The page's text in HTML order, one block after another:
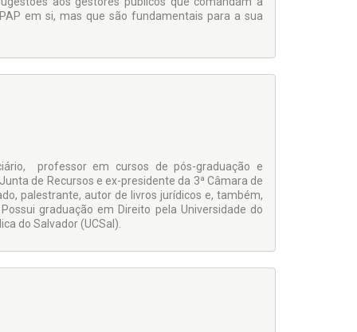
em si, mas que são fundamentais para a sua
professor em cursos de pós-graduação e
de Recursos e ex-presidente da 3ª Câmara de
palestrante, autor de livros jurídicos e, também,
graduação em Direito pela Universidade do
do Salvador (UCSal).